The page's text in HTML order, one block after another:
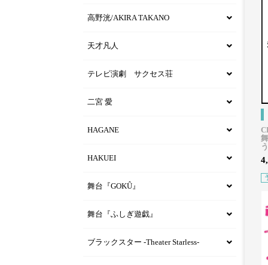
高野洸/AKIRA TAKANO
天才凡人
テレビ演劇 サクセス荘
二宮 愛
HAGANE
HAKUEI
舞台『GOKÛ』
舞台『ふしぎ遊戯』
ブラックスター -Theater Starless-